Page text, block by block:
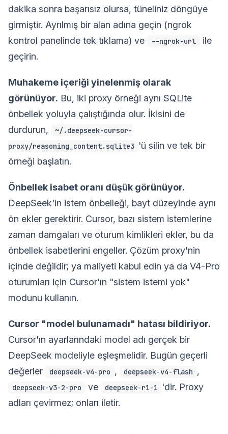
dakika sonra başarısız olursa, tüneliniz döngüye
girmiştir. Ayrılmış bir alan adına geçin (ngrok
kontrol panelinde tek tıklama) ve
--ngrok-url
ile
geçirin.
Muhakeme içeriği yinelenmiş olarak
görünüyor. Bu, iki proxy örneği aynı SQLite
önbellek yoluyla çalıştığında olur. İkisini de
durdurun,
~/.deepseek-cursor-
proxy/reasoning_content.sqlite3 'ü silin ve tek bir
örneği başlatın.
Önbellek isabet oranı düşük görünüyor.
DeepSeek'in istem önbelleği, bayt düzeyinde aynı
ön ekler gerektirir. Cursor, bazı sistem istemlerine
zaman damgaları ve oturum kimlikleri ekler, bu da
önbellek isabetlerini engeller. Çözüm proxy'nin
içinde değildir; ya maliyeti kabul edin ya da V4-Pro
oturumları için Cursor'ın "sistem istemi yok"
modunu kullanın.
Cursor "model bulunamadı" hatası bildiriyor.
Cursor'ın ayarlarındaki model adı gerçek bir
DeepSeek modeliyle eşleşmelidir. Bugün geçerli
değerler
deepseek-v4-pro , deepseek-v4-flash ,
deepseek-v3-2-pro ve deepseek-r1-1
'dir. Proxy
adları çevirmez; onları iletir.